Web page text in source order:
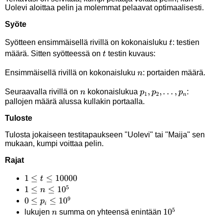
Uolevi aloittaa pelin ja molemmat pelaavat optimaalisesti.
Syöte
Syötteen ensimmäisellä rivillä on kokonaisluku t
t: testien
määrä. Sitten syötteessä on t
t testin kuvaus:
Ensimmäisellä rivillä on kokonaisluku n
n: portaiden määrä.
Seuraavalla rivillä on n
nkokonaislukua p_1,p_2,\ldots,p_n
p1 , p2,… , pn:
pallojen määrä alussa kullakin portaalla.
Tuloste
Tulosta jokaiseen testitapaukseen "Uolevi" tai "Maija" sen
mukaan, kumpi voittaa pelin.
Rajat
1 \le
t \le
10000
1 ≤ t ≤ 10000
1 \le
n
\le
1 ≤ n ≤ 105
0 \le
p_i
0 ≤ pi ≤ 109
lukujen n
nsumma on yhteensä enintään 10^5
105